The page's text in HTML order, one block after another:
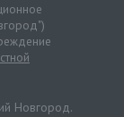
Новгород.